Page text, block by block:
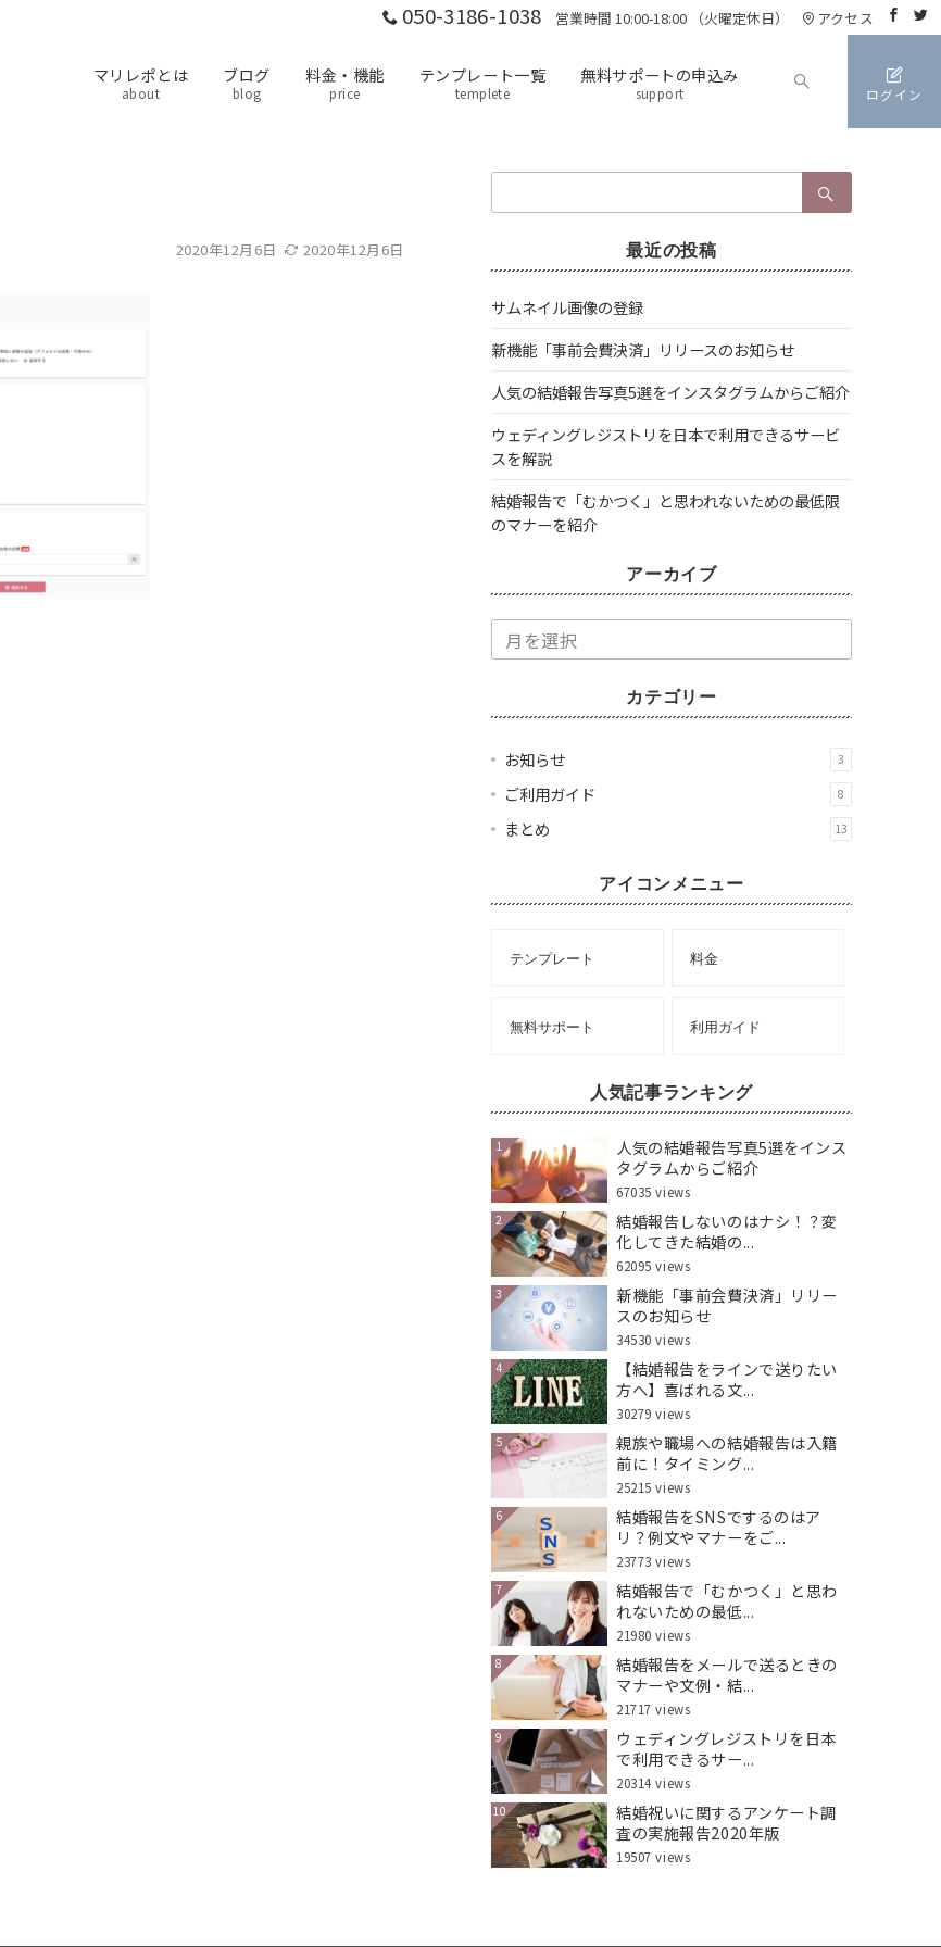
050-3186-1038 営業時間 10:00-18:00 （火曜定休日） アクセス
マリレポとは
about
ブログ
blog
料金・機能
price
テンプレート一覧
templete
無料サポートの申込み
support ログイン
2020年12月6日 2020年12月6日
索：
最近の投稿
サムネイル画像の登録
新機能「事前会費決済」リリースのお知らせ
人気の結婚報告写真5選をインスタグラムからご紹介
ウェディングレジストリを日本で利用できるサービ
スを解説
結婚報告で「むかつく」と思われないための最低限
のマナーを紹介
アーカイブ
ー
イ
カテゴリー
お知らせ 3
ご利用ガイド 8
まとめ 13
アイコンメニュー
テンプレート 料金
無料サポート 利用ガイド
人気記事ランキング
1
人気の結婚報告写真5選をインス
タグラムからご紹介
67035 views
2
結婚報告しないのはナシ！？変
化してきた結婚の...
62095 views
3
新機能「事前会費決済」リリー
スのお知らせ
34530 views
4
【結婚報告をラインで送りたい
方へ】喜ばれる文...
30279 views
5
親族や職場への結婚報告は入籍
前に！タイミング...
25215 views
6
結婚報告をSNSでするのはア
リ？例文やマナーをご...
23773 views
7
結婚報告で「むかつく」と思わ
れないための最低...
21980 views
8
結婚報告をメールで送るときの
マナーや文例・結...
21717 views
9
ウェディングレジストリを日本
で利用できるサー...
20314 views
10
結婚祝いに関するアンケート調
査の実施報告2020年版
19507 views